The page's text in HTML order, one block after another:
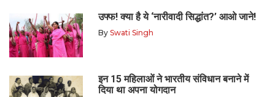
उफ्फ! क्या है ये ‘नारीवादी सिद्धांत?’ आओ जाने!
By Swati Singh
इन 15 महिलाओं ने भारतीय संविधान बनाने में
दिया था अपना योगदान